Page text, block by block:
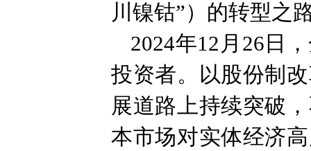
川镍钴”）的转型之
2024年12月26日
投资者。以股份制
展道路上持续突破
本市场对实体经济